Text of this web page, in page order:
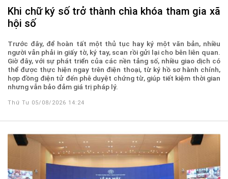
Khi chữ ký số trở thành chìa khóa tham gia xã
hội số
Trước đây, để hoàn tất một thủ tục hay ký một văn bản, nhiều
người vẫn phải in giấy tờ, ký tay, scan rồi gửi lại cho bên liên quan.
Giờ đây, với sự phát triển của các nền tảng số, nhiều giao dịch có
thể được thực hiện ngay trên điện thoại, từ ký hồ sơ hành chính,
hợp đồng điện tử đến phê duyệt chứng từ, giúp tiết kiệm thời gian
nhưng vẫn bảo đảm giá trị pháp lý.
Thứ Tư 05/08/2026 14:24